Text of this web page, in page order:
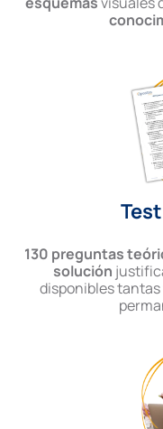
130 preguntas
solución
disponibles